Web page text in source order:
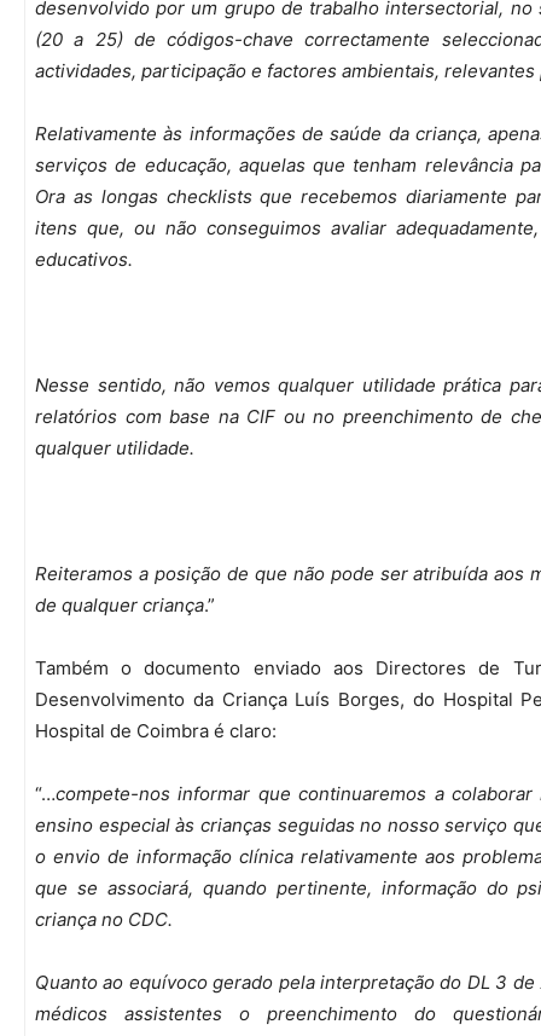
desenvolvido por um grupo de trabalho intersectorial,
(20 a 25) de códigos-chave correctamente
actividades, participação e factores ambientais,
Relativamente às informações de saúde da criança,
serviços de educação, aquelas que tenham relevância
Ora as longas checklists que recebemos diariamente
itens que, ou não conseguimos avaliar
educativos.
Nesse sentido, não vemos qualquer utilidade prática
relatórios com base na CIF ou no preenchimento de
qualquer utilidade.
Reiteramos a posição de que não pode ser atribuída aos
de qualquer criança.”
Também o documento enviado aos Directores de
Desenvolvimento da Criança Luís Borges, do Hospital
Hospital de Coimbra é claro:
“…compete-nos informar que continuaremos a
ensino especial às crianças seguidas no nosso serviço
o envio de informação clínica relativamente aos
que se associará, quando pertinente, informação do
criança no CDC.
Quanto ao equívoco gerado pela interpretação do DL 3
médicos assistentes o preenchimento do